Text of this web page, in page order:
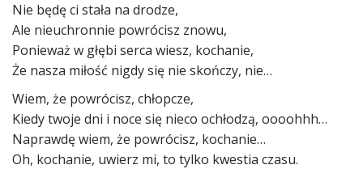
Nie będę ci stała na drodze,
Ale nieuchronnie powrócisz znowu,
Ponieważ w głębi serca wiesz, kochanie,
Że nasza miłość nigdy się nie skończy, nie…
Wiem, że powrócisz, chłopcze,
Kiedy twoje dni i noce się nieco ochłodzą, oooohhh…
Naprawdę wiem, że powrócisz, kochanie…
Oh, kochanie, uwierz mi, to tylko kwestia czasu.